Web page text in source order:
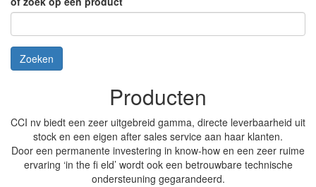
Zoeken
Producten
CCI nv biedt een zeer uitgebreid gamma, directe leverbaarheid uit
stock en een eigen after sales service aan haar klanten.
Door een permanente investering in know-how en een zeer ruime
ervaring ‘in the fi eld’ wordt ook een betrouwbare technische
ondersteuning gegarandeerd.